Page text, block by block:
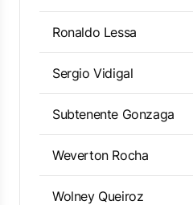
Ronaldo Lessa
Sergio Vidigal
Subtenente Gonzaga
Weverton Rocha
Wolney Queiroz